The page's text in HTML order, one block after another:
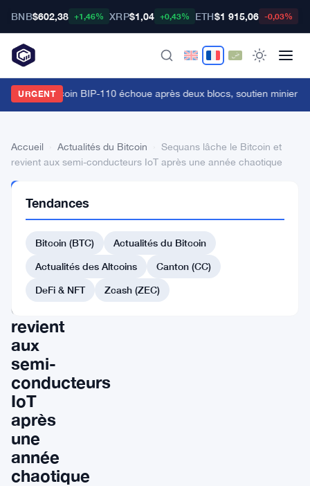
BNB$602,38 +1,46% XRP$1,04 +0,43% ETH$1 915,06 -0,03%
URGENT
fourche bitcoin BIP-110 échoue après deux blocs, soutien minier à
Accueil Actualités du Bitcoin
Sequans lâche le Bitcoin et
revient aux semi-conducteurs IoT après une année chaotique
DU BITCOIN
lâche
Bitcoin
et
revient
aux
semi-
conducteurs
IoT
après
une
année
chaotique
Tendances
Bitcoin (BTC)
Actualités du Bitcoin
Actualités des Altcoins
Canton (CC)
DeFi & NFT
Zcash (ZEC)